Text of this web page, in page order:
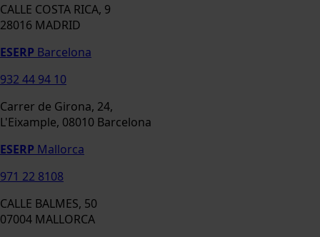
CALLE COSTA RICA, 9
28016 MADRID
ESERP Barcelona
932 44 94 10
Carrer de Girona, 24,
L'Eixample, 08010 Barcelona
ESERP Mallorca
971 22 8108
CALLE BALMES, 50
07004 MALLORCA